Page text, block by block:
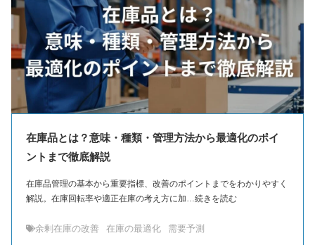
在庫品とは？意味・種類・管理方法から最適化のポイ
ントまで徹底解説
在庫品管理の基本から重要指標、改善のポイントまでをわかりやすく
解説。在庫回転率や適正在庫の考え方に加…続きを読む
余剰在庫の改善 在庫の最適化 需要予測